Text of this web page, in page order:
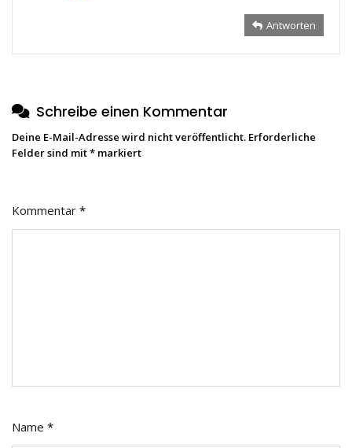
Antworten
Schreibe einen Kommentar
Deine E-Mail-Adresse wird nicht veröffentlicht. Erforderliche
Felder sind mit* markiert
Kommentar *
Name *